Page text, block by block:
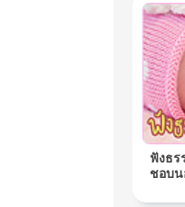
ฟังธร
ชอบน